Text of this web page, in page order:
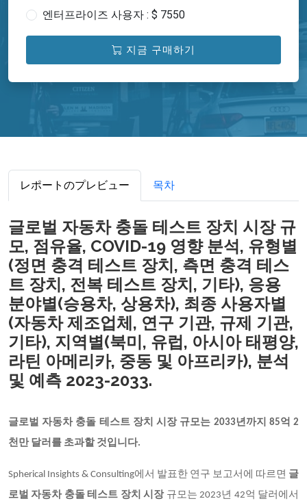
엔터프라이즈 사용자 : $ 7550
지금 구매하기
レポートのプレビュー 목차
글로벌 자동차 충돌 테스트 장치 시장 규
모, 점유율, COVID-19 영향 분석, 유형별
(정면 충격 테스트 장치, 측면 충격 테스
트 장치, 전복 테스트 장치, 기타), 응용
분야별(승용차, 상용차), 최종 사용자별
(자동차 제조업체, 연구 기관, 규제 기관,
기타), 지역별(북미, 유럽, 아시아 태평양,
라틴 아메리카, 중동 및 아프리카), 분석
및 예측 2023-2033.
글로벌 자동차 충돌 테스트 장치 시장 규모는 2033년까지 85억 2
천만 달러를 초과할 것입니다.
Spherical Insights & Consulting에서 발표한 연구 보고서에 따르면 글
로벌 자동차 충돌 테스트 장치 시장 규모는 2023년 42억 달러에서